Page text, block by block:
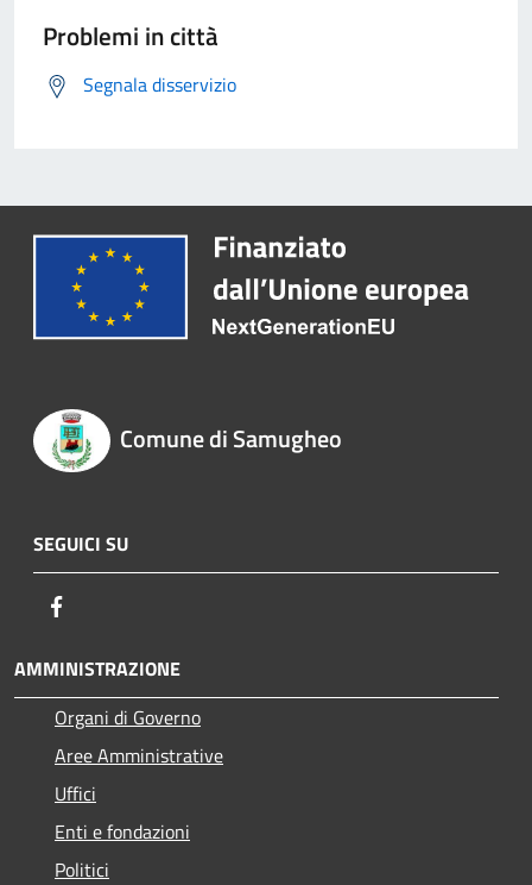
Problemi in città
Segnala disservizio
Comune di Samugheo
SEGUICI SU
AMMINISTRAZIONE
Organi di Governo
Aree Amministrative
Uffici
Enti e fondazioni
Politici